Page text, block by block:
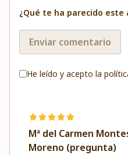
¿Qué te ha parecido este
Enviar comentario
He leído y acepto la
Mª del Carmen
Moreno (pregunta)